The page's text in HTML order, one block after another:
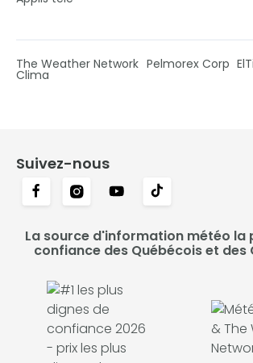
The Weather Network Pelmorex Corp
Clima
Suivez-nous
La source d'information météo la
confiance des Québécois et des